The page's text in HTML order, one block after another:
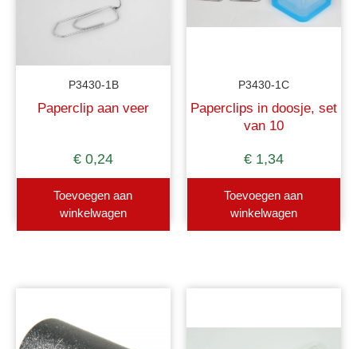
P3430-1B
Paperclip aan veer
€ 0,24
Toevoegen aan
winkelwagen
P3430-1C
Paperclips in doosje, set
van 10
€ 1,34
Toevoegen aan
winkelwagen